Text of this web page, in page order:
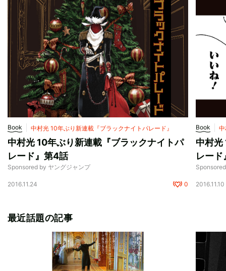
Book 中村光 10年ぶり新連載『ブラックナイトパレード』
中村光 10年ぶり新連載『ブラックナイトパ
レード』第4話
Sponsored by ヤングジャンプ
2016.11.24 0
Book
中村光
レー
2016.11.10
最近話題の記事